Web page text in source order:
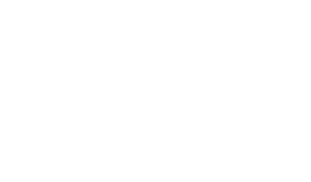
donerer årets overskud til otte lokale organisationer ved